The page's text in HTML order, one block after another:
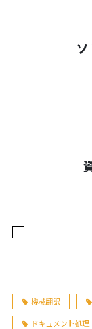
機械翻訳
ドキュメント処理